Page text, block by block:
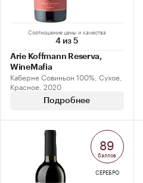
Соотношение цены и качества
4 из 5
Arie Koffmann Reserva,
WineMafia
Каберне Совиньон 100%, Сухое,
Красное, 2020
Подробнее
89
баллов
СЕРЕБРО